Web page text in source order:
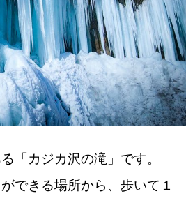
「カジカ沢の滝」です。
できる場所から、歩いて１